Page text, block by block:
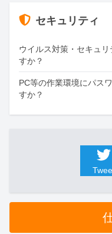
セキュリティ
ウイルス対策・セキュ
すか？
PC等の作業環境にパス
すか？